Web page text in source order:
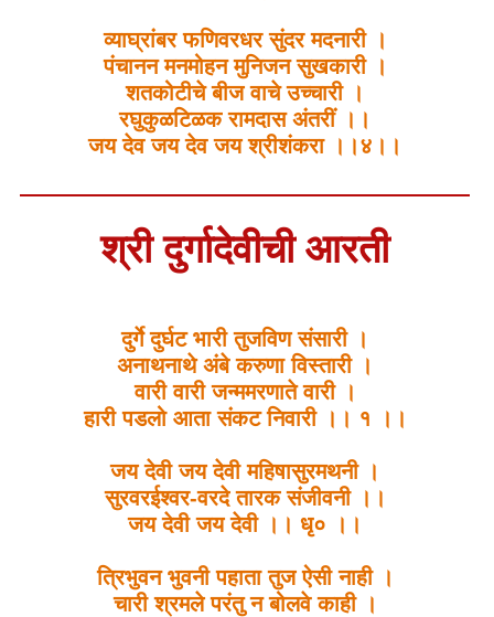
व्याघ्रांबर फणिवरधर सुंदर मदनारी ।
पंचानन मनमोहन मुनिजन सुखकारी ।
शतकोटीचे बीज वाचे उच्चारी ।
रघुकुळटिळक रामदास अंतरीं ।।
जय देव जय देव जय श्रीशंकरा ।।४।।
श्री दुर्गादेवीची आरती
दुर्गे दुर्घट भारी तुजविण संसारी ।
अनाथनाथे अंबे करुणा विस्तारी ।
वारी वारी जन्ममरणाते वारी ।
हारी पडलो आता संकट निवारी ।। १ ।।
जय देवी जय देवी महिषासुरमथनी ।
सुरवरईश्वर-वरदे तारक संजीवनी ।।
जय देवी जय देवी ।। धृ० ।।
त्रिभुवन भुवनी पहाता तुज ऐसी नाही ।
चारी श्रमले परंतु न बोलवे काही ।